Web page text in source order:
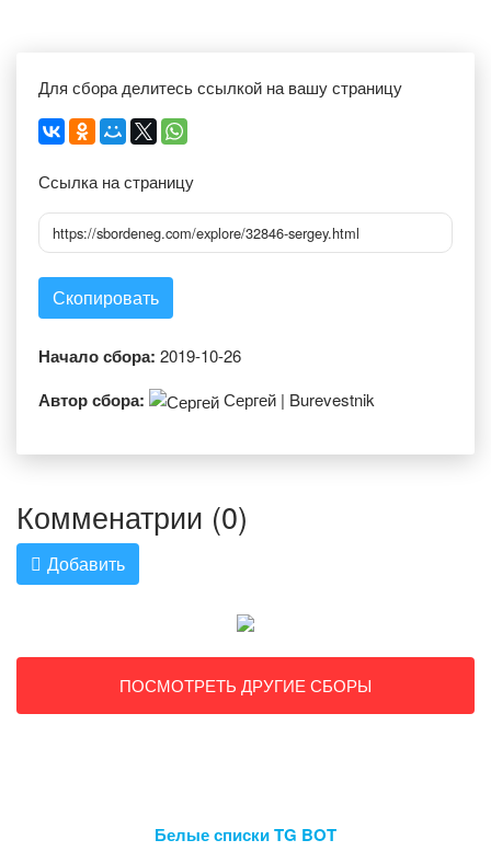
Для сбора делитесь ссылкой на вашу страницу
Ссылка на страницу
https://sbordeneg.com/explore/32846-sergey.html
Скопировать
Начало сбора: 2019-10-26
Автор сбора: Сергей | Burevestnik
Комменатрии (0)
Добавить
ПОСМОТРЕТЬ ДРУГИЕ СБОРЫ
Белые списки TG BOT